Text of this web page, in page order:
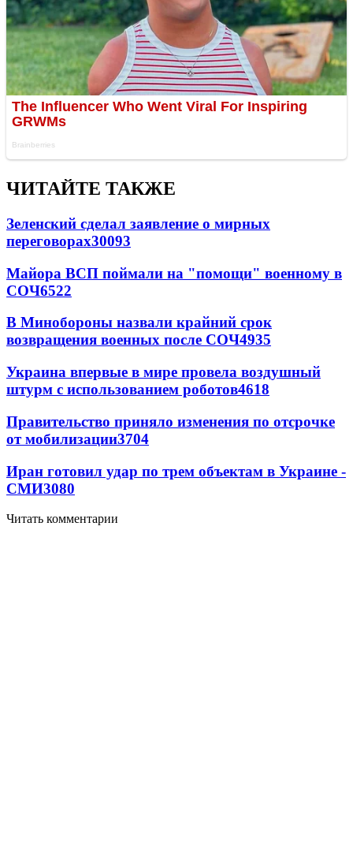
ЧИТАЙТЕ ТАКЖЕ
Зеленский сделал заявление о мирных
переговорах30093
Майора ВСП поймали на "помощи" военному в
СОЧ6522
В Минобороны назвали крайний срок
возвращения военных после СОЧ4935
Украина впервые в мире провела воздушный
штурм с использованием роботов4618
Правительство приняло изменения по отсрочке
от мобилизации3704
Иран готовил удар по трем объектам в Украине -
СМИ3080
Читать комментарии